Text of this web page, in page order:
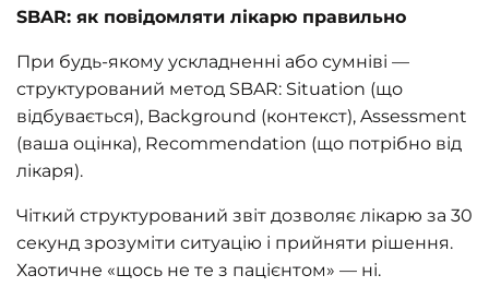
SBAR: як повідомляти лікарю правильно
При будь-якому ускладненні або сумніві —
структурований метод SBAR: Situation (що
відбувається), Background (контекст), Assessment
(ваша оцінка), Recommendation (що потрібно від
лікаря).
Чіткий структурований звіт дозволяє лікарю за 30
секунд зрозуміти ситуацію і прийняти рішення.
Хаотичне «щось не те з пацієнтом» — ні.